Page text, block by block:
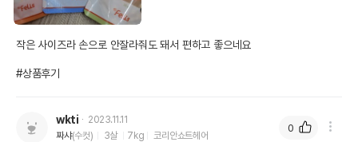
작은 사이즈라 손으로 안잘라줘도 돼서 편하고 좋으네요
#상품후기
wkti
2023.11.11
짜샤(수컷) 3살 7kg 코리안쇼트헤어
0